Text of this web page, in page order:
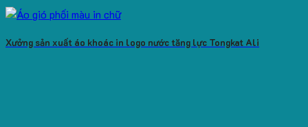
Xưởng sản xuất áo khoác in logo nước tăng lực Tongkat Ali